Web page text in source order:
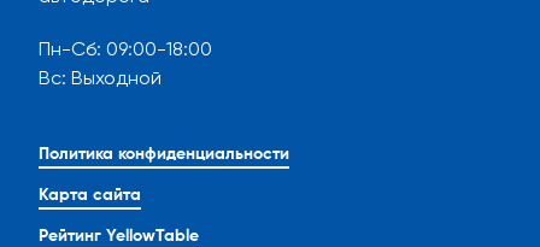
Пн-Сб: 09:00-18:00
Вс: Выходной
Политика конфиденциальности
Карта сайта
Рейтинг YellowTable